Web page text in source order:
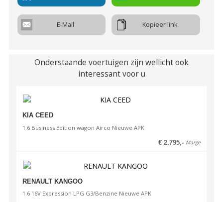
Onderstel
Stuurbekrachtiging
El. verstelbare spiegels
Actieradius
0.00 Km
Co uitstoot
115 g/km
Verbruik buitenrit Emissiestandaard
Euro 5
€ 71 p/kw
E-Mail Kopieer link
Onderstaande voertuigen zijn wellicht ook
interessant voor u
KIA CEED
1.6 Business Edition wagon Airco Nieuwe APK
€ 2.795,- Marge
RENAULT KANGOO
1.6 16V Expression LPG G3/Benzine Nieuwe APK